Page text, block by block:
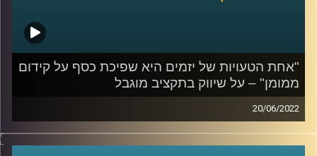
קרדיט תמונות:AudioVersity
"אחת הטעויות של יזמים היא שפיכת כסף על קידום
ממומן" – על שיווק בתקציב מוגבל
20/06/2022
זה לא סוד שהתקציב של מייזמים בתחילת דרכם הוא לרוב
מוגבל. עם זאת, אופיר רייכמן, מרצה בבית הספר ליזמות, מנהל